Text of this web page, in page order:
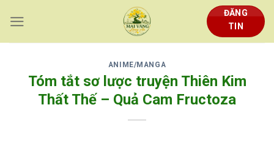
content
ĐĂNG
TIN
ANIME/MANGA
Tóm tắt sơ lược truyện Thiên Kim
Thất Thế – Quả Cam Fructoza